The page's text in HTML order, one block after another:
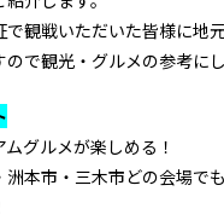
で観戦いただいた皆様に地
で観光・グルメの参考に
グルメが楽しめる！
洲本市・三木市どの会場で